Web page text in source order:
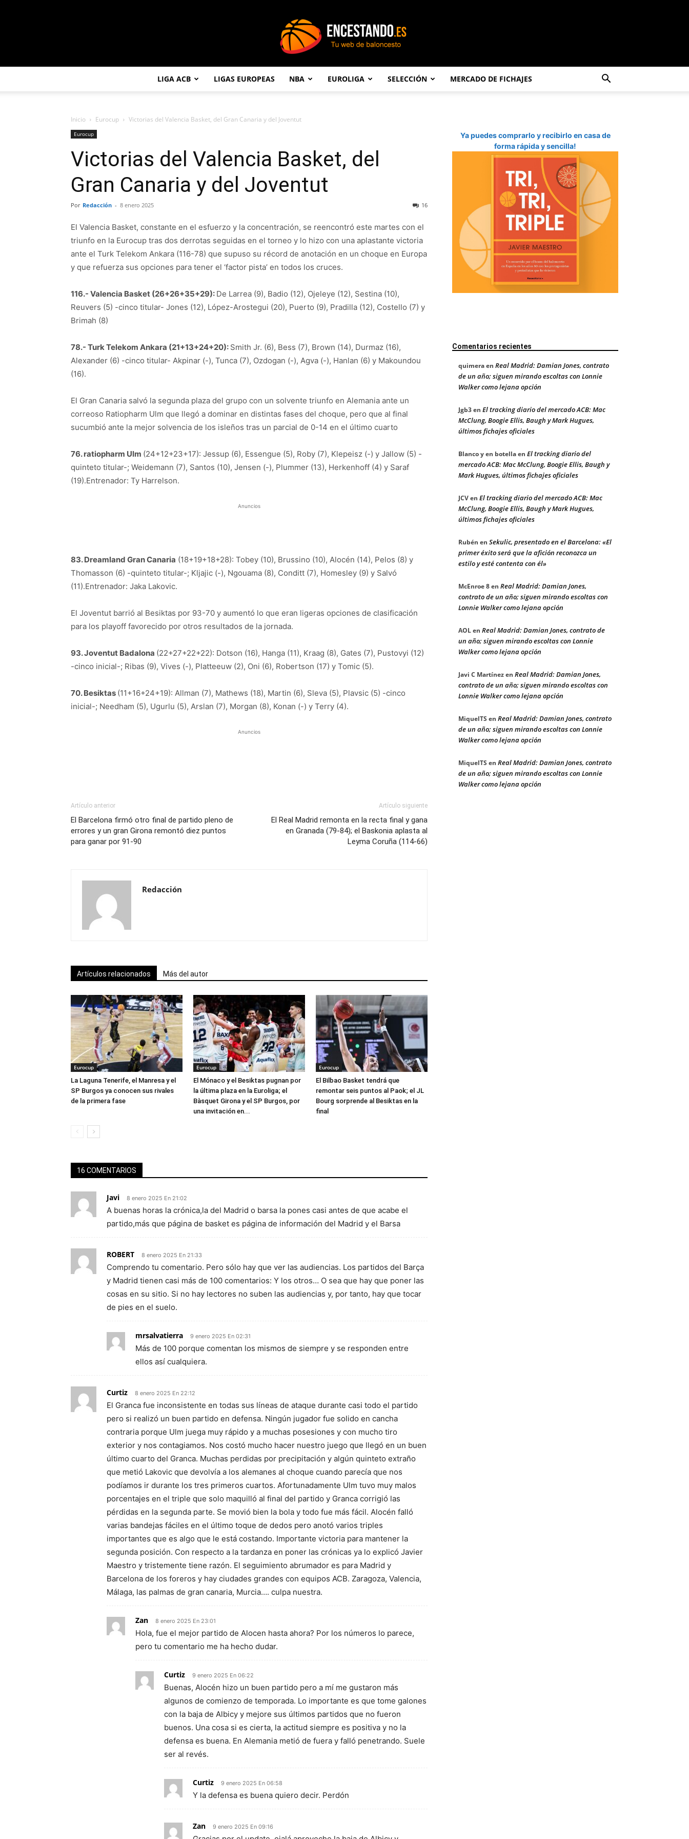
LIGA ACB LIGAS EUROPEAS NBA EUROLIGA SELECCIÓN MERCADO DE FICHAJES
Inicio Eurocup Victorias del Valencia Basket, del Gran Canaria y del Joventut
Eurocup
Victorias del Valencia Basket, del
Gran Canaria y del Joventut
Por Redacción - 8 enero 2025 16
El Valencia Basket, constante en el esfuerzo y la concentración, se reencontró este martes con el
triunfo en la Eurocup tras dos derrotas seguidas en el torneo y lo hizo con una aplastante victoria
ante el Turk Telekom Ankara (116-78) que supuso su récord de anotación en un choque en Europa
y que refuerza sus opciones para tener el ‘factor pista’ en todos los cruces.
116.- Valencia Basket (26+26+35+29): De Larrea (9), Badio (12), Ojeleye (12), Sestina (10),
Reuvers (5) -cinco titular- Jones (12), López-Arostegui (20), Puerto (9), Pradilla (12), Costello (7) y
Brimah (8)
78.- Turk Telekom Ankara (21+13+24+20): Smith Jr. (6), Bess (7), Brown (14), Durmaz (16),
Alexander (6) -cinco titular- Akpinar (-), Tunca (7), Ozdogan (-), Agva (-), Hanlan (6) y Makoundou
(16).
El Gran Canaria salvó la segunda plaza del grupo con un solvente triunfo en Alemania ante un
correoso Ratiopharm Ulm que llegó a dominar en distintas fases del choque, pero que al final
sucumbió ante la mejor solvencia de los isleños tras un parcial de 0-14 en el último cuarto
76. ratiopharm Ulm (24+12+23+17): Jessup (6), Essengue (5), Roby (7), Klepeisz (-) y Jallow (5) -
quinteto titular-; Weidemann (7), Santos (10), Jensen (-), Plummer (13), Herkenhoff (4) y Saraf
(19).Entrenador: Ty Harrelson.
Anuncios
83. Dreamland Gran Canaria (18+19+18+28): Tobey (10), Brussino (10), Alocén (14), Pelos (8) y
Thomasson (6) -quinteto titular-; Kljajic (-), Ngouama (8), Conditt (7), Homesley (9) y Salvó
(11).Entrenador: Jaka Lakovic.
El Joventut barrió al Besiktas por 93-70 y aumentó lo que eran ligeras opciones de clasificación
para los playoff favorecido por otros resultados de la jornada.
93. Joventut Badalona (22+27+22+22): Dotson (16), Hanga (11), Kraag (8), Gates (7), Pustovyi (12)
-cinco inicial-; Ribas (9), Vives (-), Platteeuw (2), Oni (6), Robertson (17) y Tomic (5).
70. Besiktas (11+16+24+19): Allman (7), Mathews (18), Martin (6), Sleva (5), Plavsic (5) -cinco
inicial-; Needham (5), Ugurlu (5), Arslan (7), Morgan (8), Konan (-) y Terry (4).
Anuncios
Artículo anterior
El Barcelona firmó otro final de partido pleno de
errores y un gran Girona remontó diez puntos
para ganar por 91-90
Artículo siguiente
El Real Madrid remonta en la recta final y gana
en Granada (79-84); el Baskonia aplasta al
Leyma Coruña (114-66)
Redacción
Artículos relacionados Más del autor
Eurocup
La Laguna Tenerife, el Manresa y el
SP Burgos ya conocen sus rivales
de la primera fase
Eurocup
El Mónaco y el Besiktas pugnan por
la última plaza en la Euroliga; el
Bàsquet Girona y el SP Burgos, por
una invitación en...
Eurocup
El Bilbao Basket tendrá que
remontar seis puntos al Paok; el JL
Bourg sorprende al Besiktas en la
final
16 COMENTARIOS
Javi 8 enero 2025 En 21:02
A buenas horas la crónica,la del Madrid o barsa la pones casi antes de que acabe el
partido,más que página de basket es página de información del Madrid y el Barsa
ROBERT 8 enero 2025 En 21:33
Comprendo tu comentario. Pero sólo hay que ver las audiencias. Los partidos del Barça
y Madrid tienen casi más de 100 comentarios: Y los otros… O sea que hay que poner las
cosas en su sitio. Si no hay lectores no suben las audiencias y, por tanto, hay que tocar
de pies en el suelo.
mrsalvatierra 9 enero 2025 En 02:31
Más de 100 porque comentan los mismos de siempre y se responden entre
ellos así cualquiera.
Curtiz 8 enero 2025 En 22:12
El Granca fue inconsistente en todas sus líneas de ataque durante casi todo el partido
pero si realizó un buen partido en defensa. Ningún jugador fue solido en cancha
contraria porque Ulm juega muy rápido y a muchas posesiones y con mucho tiro
exterior y nos contagiamos. Nos costó mucho hacer nuestro juego que llegó en un buen
último cuarto del Granca. Muchas perdidas por precipitación y algún quinteto extraño
que metió Lakovic que devolvía a los alemanes al choque cuando parecía que nos
podíamos ir durante los tres primeros cuartos. Afortunadamente Ulm tuvo muy malos
porcentajes en el triple que solo maquilló al final del partido y Granca corrigió las
pérdidas en la segunda parte. Se movió bien la bola y todo fue más fácil. Alocén falló
varias bandejas fáciles en el último toque de dedos pero anotó varios triples
importantes que es algo que le está costando. Importante victoria para mantener la
segunda posición. Con respecto a la tardanza en poner las crónicas ya lo explicó Javier
Maestro y tristemente tiene razón. El seguimiento abrumador es para Madrid y
Barcelona de los foreros y hay ciudades grandes con equipos ACB. Zaragoza, Valencia,
Málaga, las palmas de gran canaria, Murcia…. culpa nuestra.
Zan 8 enero 2025 En 23:01
Hola, fue el mejor partido de Alocen hasta ahora? Por los números lo parece,
pero tu comentario me ha hecho dudar.
Curtiz 9 enero 2025 En 06:22
Buenas, Alocén hizo un buen partido pero a mí me gustaron más
algunos de comienzo de temporada. Lo importante es que tome galones
con la baja de Albicy y mejore sus últimos partidos que no fueron
buenos. Una cosa si es cierta, la actitud siempre es positiva y no la
defensa es buena. En Alemania metió de fuera y falló penetrando. Suele
ser al revés.
Curtiz 9 enero 2025 En 06:58
Y la defensa es buena quiero decir. Perdón
Zan 9 enero 2025 En 09:16
Ya puedes comprarlo y recibirlo en casa de
forma rápida y sencilla!
Comentarios recientes
quimeraen Real Madrid: Damian Jones, contrato
de un año; siguen mirando escoltas con Lonnie
Walker como lejana opción
Jgb3en El tracking diario del mercado ACB: Mac
McClung, Boogie Ellis, Baugh y Mark Hugues,
últimos fichajes oficiales
Blanco y en botellaen El tracking diario del
mercado ACB: Mac McClung, Boogie Ellis, Baugh y
Mark Hugues, últimos fichajes oficiales
JCVen El tracking diario del mercado ACB: Mac
McClung, Boogie Ellis, Baugh y Mark Hugues,
últimos fichajes oficiales
Rubén en Sekulic, presentado en el Barcelona: «El
primer éxito será que la afición reconozca un
estilo y esté contenta con él»
McEnroe 8en Real Madrid: Damian Jones,
contrato de un año; siguen mirando escoltas con
Lonnie Walker como lejana opción
AOLen Real Madrid: Damian Jones, contrato de
un año; siguen mirando escoltas con Lonnie
Walker como lejana opción
Javi C Martínezen Real Madrid: Damian Jones,
contrato de un año; siguen mirando escoltas con
Lonnie Walker como lejana opción
MiquelTS en Real Madrid: Damian Jones, contrato
de un año; siguen mirando escoltas con Lonnie
Walker como lejana opción
MiquelTS en Real Madrid: Damian Jones, contrato
de un año; siguen mirando escoltas con Lonnie
Walker como lejana opción